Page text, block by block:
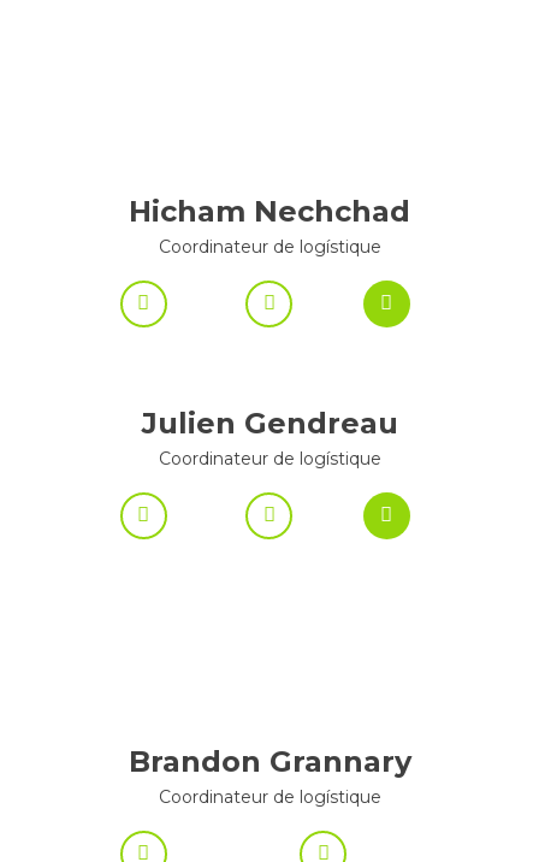
Hicham Nechchad
Coordinateur de logístique
Julien Gendreau
Coordinateur de logístique
Brandon Grannary
Coordinateur de logístique